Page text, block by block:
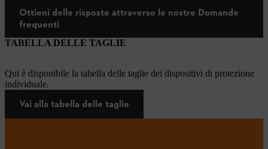
Ottieni delle risposte attraverso le nostre Domande
frequenti
TABELLA DELLE TAGLIE
Qui è disponibile la tabella delle taglie dei dispositivi di protezione
individuale.
Vai alla tabella delle taglie